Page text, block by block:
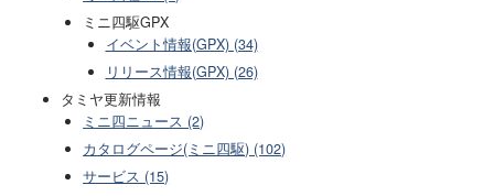
ミニ四駆GPX
イベント情報(GPX) (34)
リリース情報(GPX) (26)
タミヤ更新情報
ミニ四ニュース (2)
カタログページ(ミニ四駆) (102)
サービス (15)